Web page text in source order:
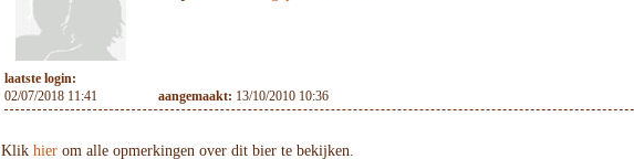
laatste login:
02/07/2018 11:41
aangemaakt: 13/10/2010 10:36
Klik hier om alle opmerkingen over dit bier te bekijken.